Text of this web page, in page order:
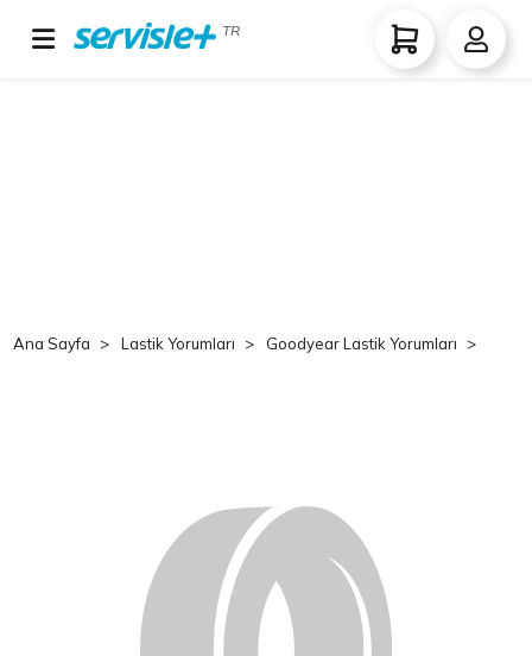
TR
Ana Sayfa Lastik Yorumları Goodyear Lastik Yorumları